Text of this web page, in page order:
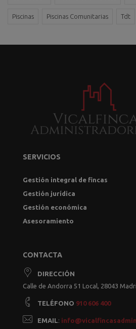
Piscinas Piscinas Comunitarias Tdt
SERVICIOS
Gestión integral de fincas
Gestión jurídica
Gestión económica
Asesoramiento
CONTACTA
DIRECCIÓN
Calle de Andorra 51 Local, 28043
TELÉFONO 910 606 400
EMAIL: